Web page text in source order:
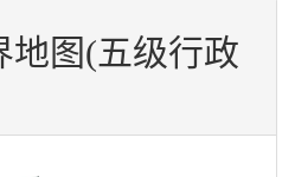
地图(五级行政